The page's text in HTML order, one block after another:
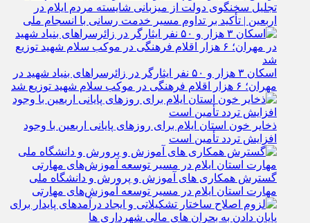
تجلیل سخنگوی دولت از میزبانی شایسته مردم ایلام در
اربعین | تأکید بر تداوم مسیر خدمت‌ رسانی با انسجام ملی
اسکان ۳ هزار و ۵۰ نفر ایثارگر در زائرسراهای بنیاد شهید در
مهران؛ ۶ هزار اقلام فرهنگی در موکب سلام شهید توزیع شد
ذخایر خون استان ایلام برای روزهای پایانی اربعین با وجود
افزایش تردد تأمین است
گسترش همکاری‌ های آموزش و پرورش و دانشگاه ملی
مهارت استان ایلام در مسیر توسعه آموزش‌های مهارتی